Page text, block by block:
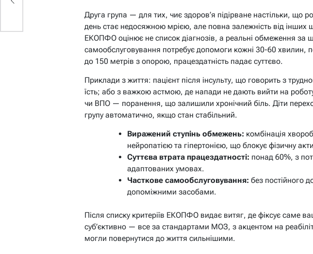
Друга група — для тих, чиє здоров’я підірване настільки, що
день стає недосяжною мрією, але повна залежність від інших
ЕКОПФО оцінює не список діагнозів, а реальні обмеження
самообслуговування потребує допомоги кожні 30-60 хвилин,
до 150 метрів з опорою, працездатність падає суттєво.
Приклади з життя: пацієнт після інсульту, що говорить з
їсть; або з важкою астмою, де напади не дають вийти на
чи ВПО — поранення, що залишили хронічний біль. Діти
групу автоматично, якщо стан стабільний.
Виражений ступінь обмежень: комбінація
нейропатією та гіпертонією, що блокує фізичну
Суттєва втрата працездатності: понад 60%, з
адаптованих умовах.
Часткове самообслуговування: без постійного
допоміжними засобами.
Після списку критеріїв ЕКОПФО видає витяг, де фіксує саме
суб’єктивно — все за стандартами МОЗ, з акцентом на
могли повернутися до життя сильнішими.